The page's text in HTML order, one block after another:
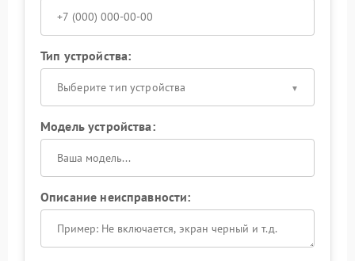
Тип устройства:
Выберите тип устройства
Модель устройства:
Описание неисправности: